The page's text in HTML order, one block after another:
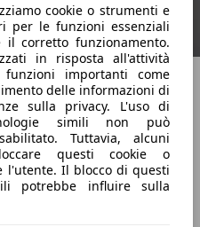
cookie o strumenti e
per le funzioni essenziali
corretto funzionamento.
in risposta all'attività
importanti come
delle informazioni di
sulla privacy. L'uso di
simili non può
Tuttavia, alcuni
questi cookie o
l'utente. Il blocco di questi
potrebbe influire sulla
si è presentata fin dal
del suo pacchetto
sotto l'ecosistemaToyota
Toyota Safety Sense di
la frenata
dei segnali
e posteriori e